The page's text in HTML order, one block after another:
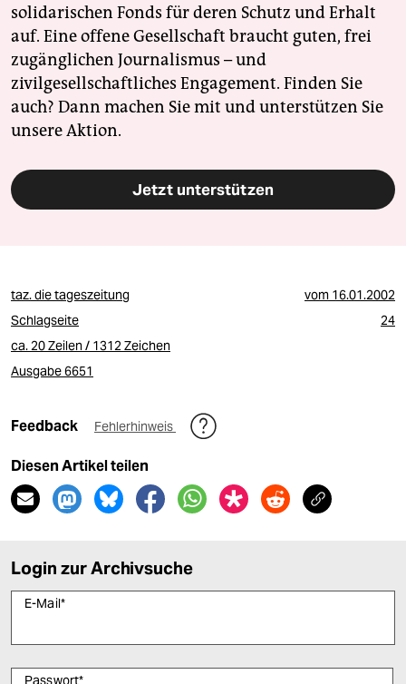
solidarischen Fonds für deren Schutz und Erhalt
auf. Eine offene Gesellschaft braucht guten, frei
zugänglichen Journalismus – und
zivilgesellschaftliches Engagement. Finden Sie
auch? Dann machen Sie mit und unterstützen Sie
unsere Aktion.
Jetzt unterstützen
taz. die tageszeitung vom 16.01.2002
Schlagseite
24
ca. 20 Zeilen / 1312 Zeichen
Ausgabe 6651
Feedback Fehlerhinweis
Diesen Artikel teilen
Login zur Archivsuche
E-Mail*
Passwort*